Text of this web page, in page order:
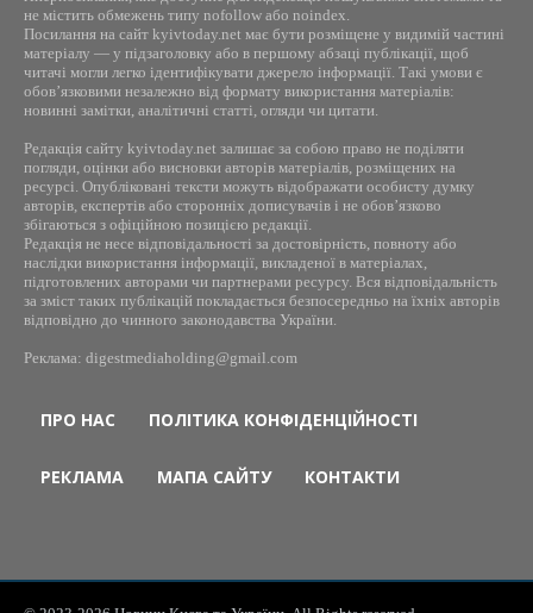
не містить обмежень типу nofollow або noindex.
Посилання на сайт kyivtoday.net має бути розміщене у видимій частині
матеріалу — у підзаголовку або в першому абзаці публікації, щоб
читачі могли легко ідентифікувати джерело інформації. Такі умови є
обов’язковими незалежно від формату використання матеріалів:
новинні замітки, аналітичні статті, огляди чи цитати.
Редакція сайту kyivtoday.net залишає за собою право не поділяти
погляди, оцінки або висновки авторів матеріалів, розміщених на
ресурсі. Опубліковані тексти можуть відображати особисту думку
авторів, експертів або сторонніх дописувачів і не обов’язково
збігаються з офіційною позицією редакції.
Редакція не несе відповідальності за достовірність, повноту або
наслідки використання інформації, викладеної в матеріалах,
підготовлених авторами чи партнерами ресурсу. Вся відповідальність
за зміст таких публікацій покладається безпосередньо на їхніх авторів
відповідно до чинного законодавства України.
Реклама: digestmediaholding@gmail.com
ПРО НАС ПОЛІТИКА КОНФІДЕНЦІЙНОСТІ
РЕКЛАМА МАПА САЙТУ КОНТАКТИ